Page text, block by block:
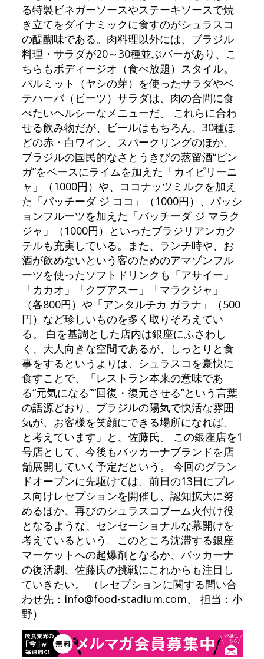
る特製ビネガーソースやステーキソースで焼
き立てをダイナミックに食すのがシュラスコ
の醍醐味である。肉料理以外には、ブラジル
料理・サラダが20～30種並ぶバーがあり、こ
ちらもボディージオ（食べ放題）スタイル。
パルミット（ヤシの芽）を使ったサラダやベ
テハーバ（ビーツ）サラダは、肉の合間に食
べたいヘルシーなメニューだ。 これらに合わ
せる飲み物だが、ビールはもちろん、30種ほ
どの赤・白ワイン、スパークリングのほか、
ブラジルの国民的なさとうきびの蒸留酒“ピン
ガ”をベースにライムを加えた「カイピリーニ
ャ」（1000円）や、ココナッツミルクを加え
た「バッチーダ ジ ココ」（1000円）、パッシ
ョンフルーツを加えた「バッチーダ ジ マラク
ジャ」（1000円）といったブラジリアンカク
テルも充実している。また、ランチ時や、お
酒が飲めないという客のためのアマゾンフル
ーツを使ったソフトドリンクも「アサイー」
「カカオ」「クプアスー」「マラクジャ」
（各800円）や「アンタルチカ ガラナ」（500
円）など珍しいものを多く取りそろえてい
る。 白を基調とした店内は銀座にふさわし
く、大人向きな空間であるが、しっとりと食
事をするというよりは、シュラスコを豪快に
食すことで、「レストラン本来の意味であ
る“元気になる”“回復・復元させる”という言葉
の語源どおり、ブラジルの陽気で快活な雰囲
気が、お客様を笑顔にできる場所になれば、
と考えています」と、佐藤氏。 この銀座店を1
号店として、今後もバッカーナブランドを店
舗展開していく予定だという。 今回のグラン
ドオープンに先駆けては、前日の13日にプレ
ス向けレセプションを開催し、認知拡大に努
めるほか、再びのシュラスコブーム火付け役
となるような、センセーショナルな幕開けを
考えているという。このところ沈滞する銀座
マーケットへの起爆剤となるか、バッカーナ
の復活劇、佐藤氏の挑戦にこれからも注目し
ていきたい。 （レセプションに関する問い合
わせ先：info@food-stadium.com、 担当：小
野）